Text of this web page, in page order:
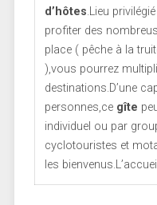
d’hôtes.Lieu
profiter des
place ( pêche à la
),vous pourrez
destinations.D’une
personnes,ce gîte
individuel ou par
cyclotouristes et
les